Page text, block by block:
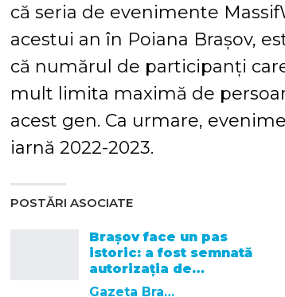
că seria de evenimente
acestui an în Poiana Brașov,
că numărul de participanți
mult limita maximă de
acest gen. Ca urmare,
iarnă 2022-2023.
POSTĂRI ASOCIATE
Brașov face un pas
istoric: a fost semnată
autorizația de…
Gazeta Brasovului